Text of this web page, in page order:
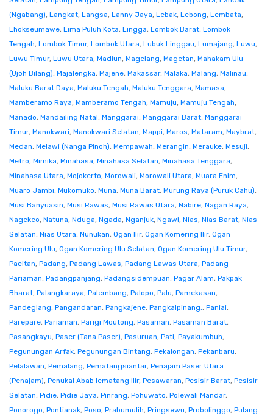
(Ngabang), Langkat, Langsa, Lanny Jaya, Lebak, Lebong, Lembata,
Lhokseumawe, Lima Puluh Kota, Lingga, Lombok Barat, Lombok
Tengah, Lombok Timur, Lombok Utara, Lubuk Linggau, Lumajang, Luwu,
Luwu Timur, Luwu Utara, Madiun, Magelang, Magetan, Mahakam Ulu
(Ujoh Bilang), Majalengka, Majene, Makassar, Malaka, Malang, Malinau,
Maluku Barat Daya, Maluku Tengah, Maluku Tenggara, Mamasa,
Mamberamo Raya, Mamberamo Tengah, Mamuju, Mamuju Tengah,
Manado, Mandailing Natal, Manggarai, Manggarai Barat, Manggarai
Timur, Manokwari, Manokwari Selatan, Mappi, Maros, Mataram, Maybrat,
Medan, Melawi (Nanga Pinoh), Mempawah, Merangin, Merauke, Mesuji,
Metro, Mimika, Minahasa, Minahasa Selatan, Minahasa Tenggara,
Minahasa Utara, Mojokerto, Morowali, Morowali Utara, Muara Enim,
Muaro Jambi, Mukomuko, Muna, Muna Barat, Murung Raya (Puruk Cahu),
Musi Banyuasin, Musi Rawas, Musi Rawas Utara, Nabire, Nagan Raya,
Nagekeo, Natuna, Nduga, Ngada, Nganjuk, Ngawi, Nias, Nias Barat, Nias
Selatan, Nias Utara, Nunukan, Ogan Ilir, Ogan Komering Ilir, Ogan
Komering Ulu, Ogan Komering Ulu Selatan, Ogan Komering Ulu Timur,
Pacitan, Padang, Padang Lawas, Padang Lawas Utara, Padang
Pariaman, Padangpanjang, Padangsidempuan, Pagar Alam, Pakpak
Bharat, Palangkaraya, Palembang, Palopo, Palu, Pamekasan,
Pandeglang, Pangandaran, Pangkajene, Pangkalpinang., Paniai,
Parepare, Pariaman, Parigi Moutong, Pasaman, Pasaman Barat,
Pasangkayu, Paser (Tana Paser), Pasuruan, Pati, Payakumbuh,
Pegunungan Arfak, Pegunungan Bintang, Pekalongan, Pekanbaru,
Pelalawan, Pemalang, Pematangsiantar, Penajam Paser Utara
(Penajam), Penukal Abab lematang Ilir, Pesawaran, Pesisir Barat, Pesisir
Selatan, Pidie, Pidie Jaya, Pinrang, Pohuwato, Polewali Mandar,
Ponorogo, Pontianak, Poso, Prabumulih, Pringsewu, Probolinggo, Pulang